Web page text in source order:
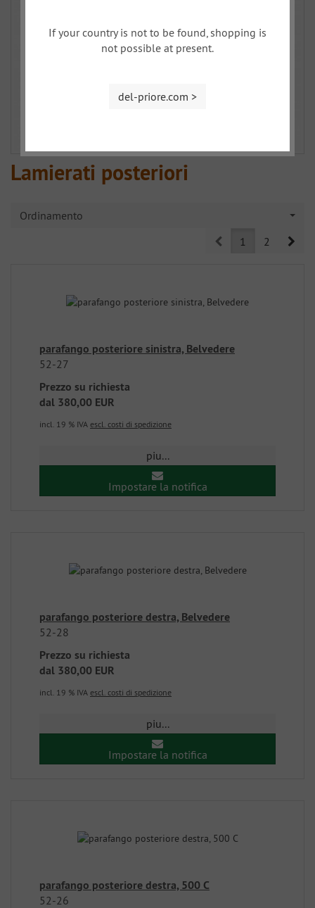
Lamierati posteriori
Ordinamento
Prev1 2
parafango posteriore sinistra, Belvedere
52-27
Prezzo su richiesta
dal 380,00 EUR
incl. 19 % IVA escl. costi di spedizione
piu...
Impostare la notifica
parafango posteriore destra, Belvedere
52-28
Prezzo su richiesta
dal 380,00 EUR
incl. 19 % IVA escl. costi di spedizione
piu...
Impostare la notifica
parafango posteriore destra, 500 C
52-26
If your country is not to be found, shopping is
not possible at present.
del-priore.com >